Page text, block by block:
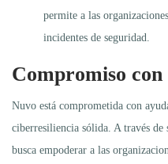
permite a las
incidentes de seguridad.
Compromiso
Nuvo está comprometida con
ciberresiliencia sólida. A través de
busca empoderar a las